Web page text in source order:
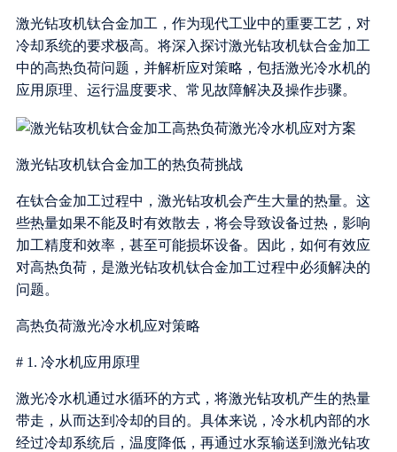
激光钻攻机钛合金加工，作为现代工业中的重要工艺，对
冷却系统的要求极高。将深入探讨激光钻攻机钛合金加工
中的高热负荷问题，并解析应对策略，包括激光冷水机的
应用原理、运行温度要求、常见故障解决及操作步骤。
激光钻攻机钛合金加工的热负荷挑战
在钛合金加工过程中，激光钻攻机会产生大量的热量。这
些热量如果不能及时有效散去，将会导致设备过热，影响
加工精度和效率，甚至可能损坏设备。因此，如何有效应
对高热负荷，是激光钻攻机钛合金加工过程中必须解决的
问题。
高热负荷激光冷水机应对策略
# 1. 冷水机应用原理
激光冷水机通过水循环的方式，将激光钻攻机产生的热量
带走，从而达到冷却的目的。具体来说，冷水机内部的水
经过冷却系统后，温度降低，再通过水泵输送到激光钻攻